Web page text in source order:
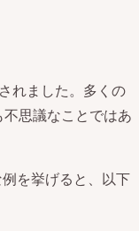
れました。多くの
思議なことではあ
を挙げると、以下